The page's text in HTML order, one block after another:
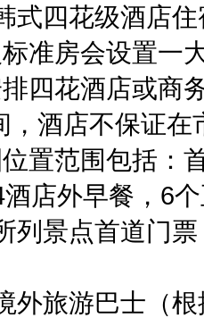
式四花级酒店
准房会设置一
四花酒店或商
，酒店不保证
置范围包括：
店外早餐，6
列景点首道门
外旅游巴士（